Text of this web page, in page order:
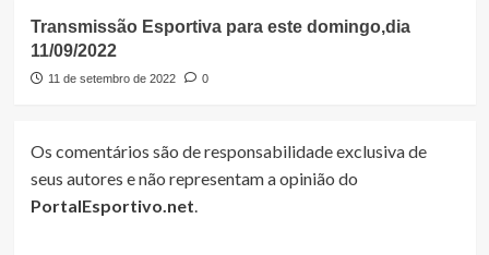
Transmissão Esportiva para este domingo,dia
11/09/2022
11 de setembro de 2022 0
Os comentários são de responsabilidade exclusiva de
seus autores e não representam a opinião do
PortalEsportivo.net.